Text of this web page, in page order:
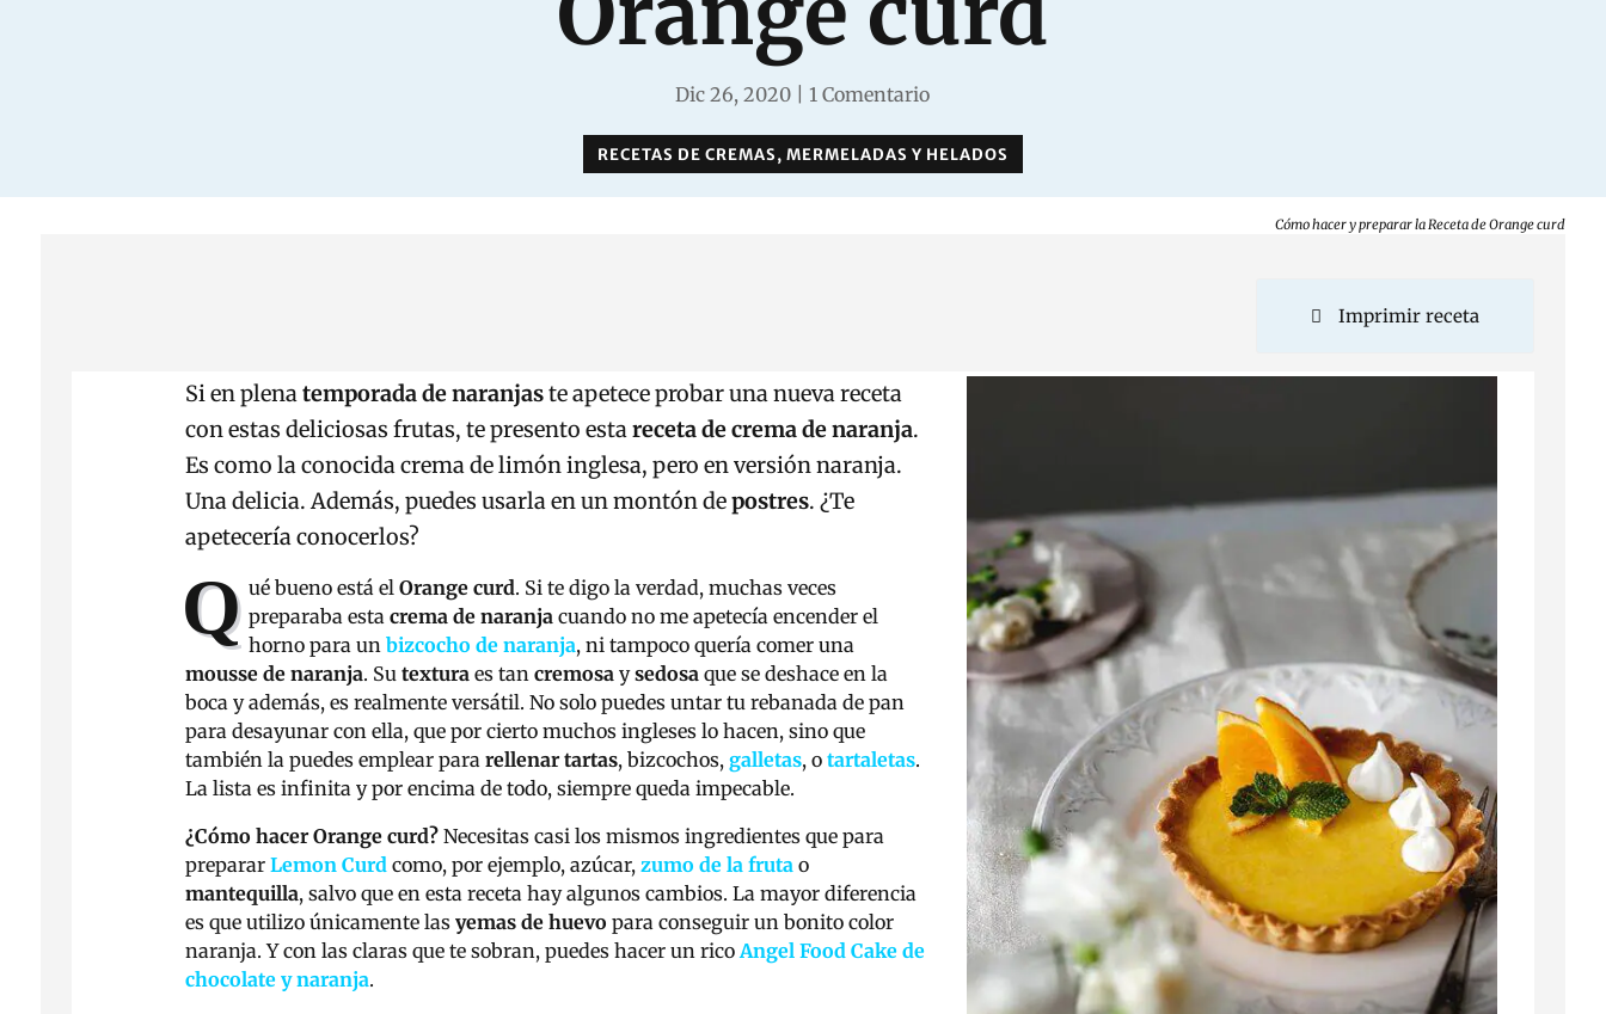
Dic 26, 2020 1 Comentario
RECETAS DE CREMAS, MERMELADAS Y HELADOS
Cómo hacer y preparar la Receta de Orange curd
Imprimir receta
Si en plenatemporada de naranjaste apetece probar una nueva receta
con estas deliciosas frutas, te presento estareceta decrema de naranja.
Es como la conocida crema de limón inglesa, pero en versión naranja.
Una delicia. Además, puedes usarla en un montón depostres. ¿Te
apetecería conocerlos?
Q ué bueno está elOrange curd. Si te digo la verdad, muchas veces
preparaba estacrema de naranja cuando no me apetecía encender el
horno para unbizcocho de naranja, ni tampoco quería comer una
mousse de naranja. Sutextura es tancremosa ysedosaque se deshace en la
boca y además, es realmente versátil. No solo puedes untar tu rebanada de pan
para desayunar con ella, que por cierto muchos ingleses lo hacen, sino que
también la puedes emplear pararellenar tartas, bizcochos,galletas, otartaletas.
La lista es infinita y por encima de todo, siempre queda impecable.
¿Cómo hacer Orange curd? Necesitas casi los mismos ingredientes que para
prepararLemon Curd como, por ejemplo, azúcar,zumo de la fruta o
mantequilla, salvo que en esta receta hay algunos cambios. La mayor diferencia
es que utilizo únicamente lasyemas de huevo para conseguir un bonito color
naranja. Y con las claras que te sobran, puedes hacer un ricoAngel Food Cake de
chocolate y naranja.